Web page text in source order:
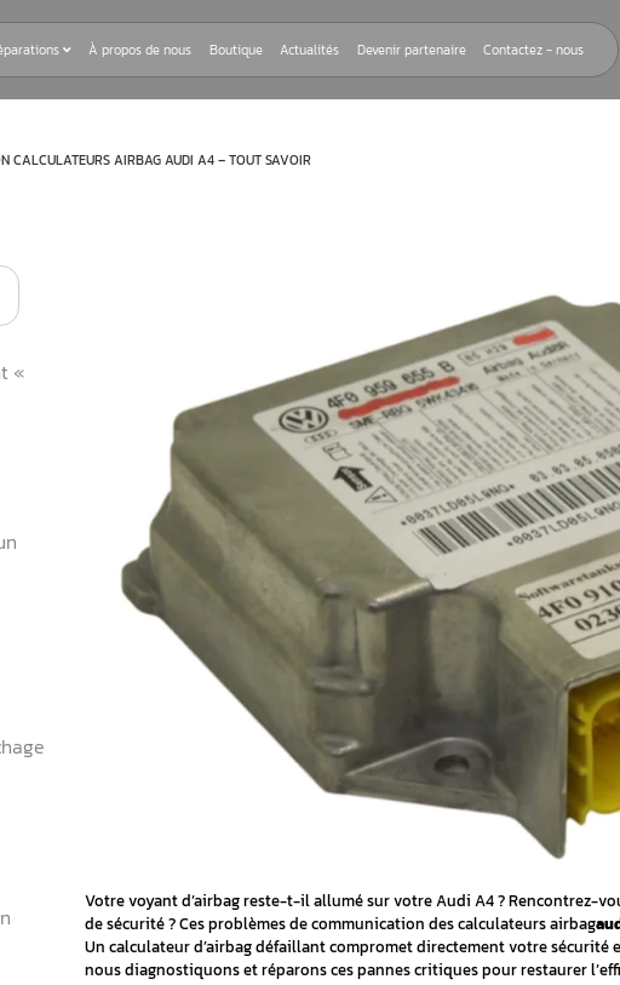
Accueil Nos réparations À propos de nous Boutique Actualités Devenir
a4 »
d’un
A4 ?
en
sur l’affichage